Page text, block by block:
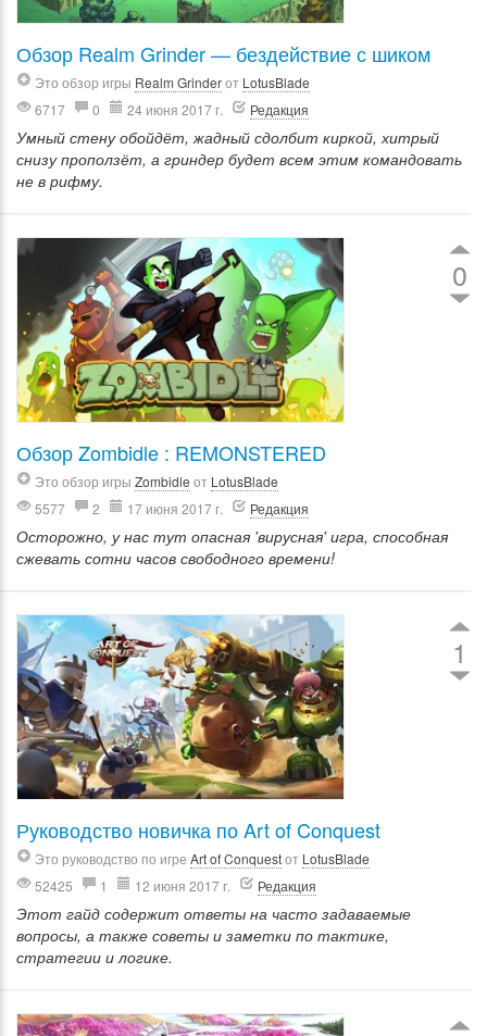
Обзор Realm Grinder — бездействие с шиком
Это обзор игры Realm Grinderот LotusBlade
6717
0 24 июня 2017 г. Редакция
Умный стену обойдёт, жадный сдолбит киркой, хитрый
снизу проползёт, а гриндер будет всем этим командовать
не в рифму.
0
Обзор Zombidle : REMONSTERED
Это обзор игры Zombidle от LotusBlade
5577
2 17 июня 2017 г. Редакция
Осторожно, у нас тут опасная 'вирусная' игра, способная
сжевать сотни часов свободного времени!
1
Руководство новичка по Art of Conquest
Это руководство по игре Art of Conquestот LotusBlade
52425
1 12 июня 2017 г. Редакция
Этот гайд содержит ответы на часто задаваемые
вопросы, а также советы и заметки по тактике,
стратегии и логике.